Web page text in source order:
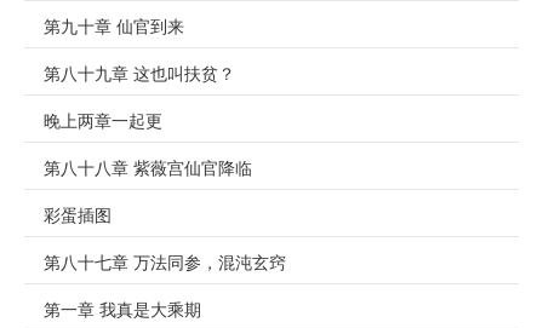
第九十章 仙官到来
第八十九章 这也叫扶贫？
晚上两章一起更
第八十八章 紫薇宫仙官降临
彩蛋插图
第八十七章 万法同参，混沌玄窍
第一章 我真是大乘期